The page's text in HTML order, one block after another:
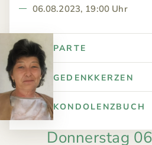
PARTE
GEDENKKERZEN
KONDOLENZBUCH
06.08.2023, 19:00 Uhr
Donnerstag